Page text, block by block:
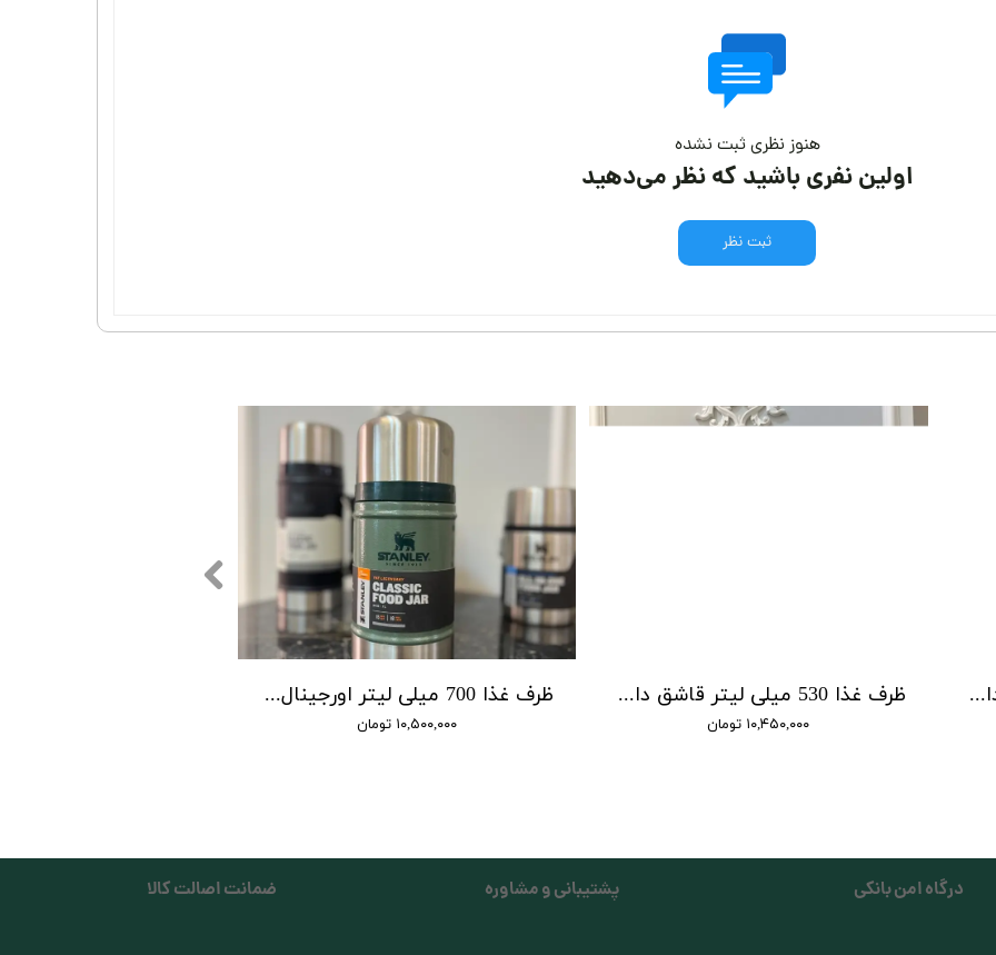
هنوز نظری ثبت نشده
اولین نفری باشید که نظر می‌دهید
ثبت نظر
ظرف غذا 700 میلی لیتر اورجینال استنلی
۱۰,۵۰۰,۰۰۰ تومان
ظرف غذا 530 میلی لیتر قاشق دار استیل اورجینال استنلی
۱۰,۴۵۰,۰۰۰ تومان
ظرف غذا 400 میلی لیتر قاشق دار اورجینال استنلی
درگاه امن بانکی پشتیبانی و مشاوره ضمانت اصالت کالا